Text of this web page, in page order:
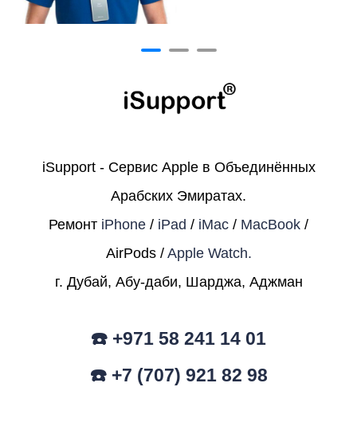
iSupport - Сервис Apple в Объединённых
Арабских Эмиратах.
Ремонт iPhone / iPad / iMac / MacBook /
AirPods / Apple Watch.
г. Дубай, Абу-даби, Шарджа, Аджман
☎️ +971 58 241 14 01
☎️ +7 (707) 921 82 98